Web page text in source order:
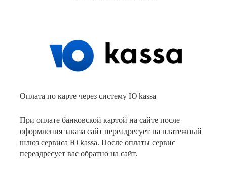
Оплата по карте через систему Ю kassa
При оплате банковской картой на сайте после
оформления заказа сайт переадресует на платежный
шлюз сервиса Ю kassa. После оплаты сервис
переадресует вас обратно на сайт.